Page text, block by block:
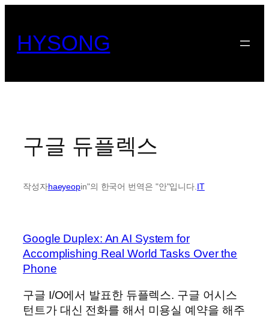
HYSONG
구글 듀플렉스
작성자haeyeopin"의 한국어 번역은 "안"입니다.IT
Google Duplex: An AI System for
Accomplishing Real World Tasks Over the
Phone
구글 I/O에서 발표한 듀플렉스. 구글 어시스
턴트가 대신 전화를 해서 미용실 예약을 해주